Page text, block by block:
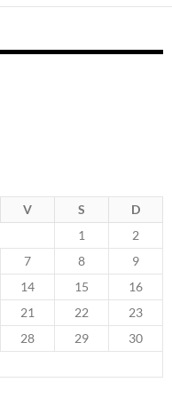
V S
D
1
2
7 8
9
14 15
16
21 22
23
28 29
30